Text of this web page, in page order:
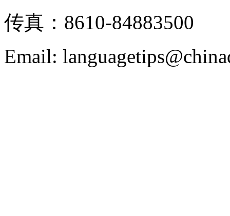
传真：8610-84883500
Email: